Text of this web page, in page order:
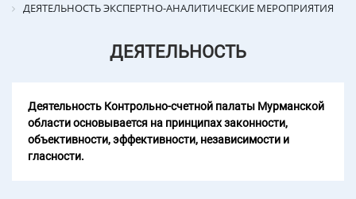
ДЕЯТЕЛЬНОСТЬ ЭКСПЕРТНО-АНАЛИТИЧЕСКИЕ МЕРОПРИЯТИЯ
ДЕЯТЕЛЬНОСТЬ
Деятельность Контрольно-счетной палаты Мурманской
области основывается на принципах законности,
объективности, эффективности, независимости и
гласности.